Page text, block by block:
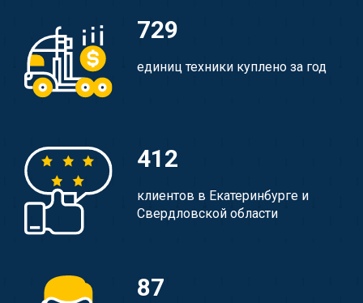
729
единиц техники куплено за год
412
клиентов в Екатеринбурге и
Свердловской области
87